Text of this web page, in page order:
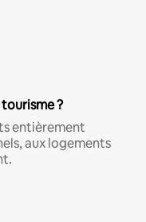
?
entièrement
aux logements